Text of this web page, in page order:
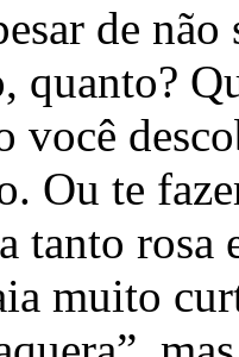
de
quanto?
você
Ou te
tanto rosa
muito